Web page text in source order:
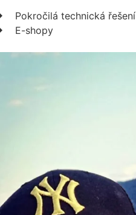
Pokročilá technická řešení
E-shopy